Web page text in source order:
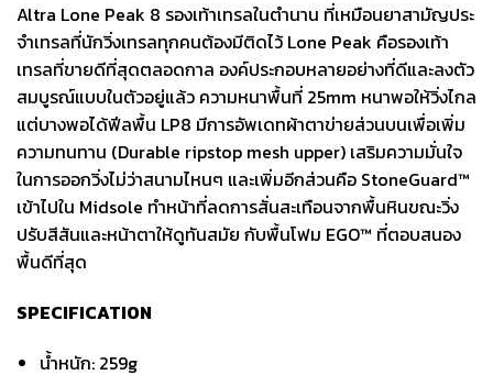
Altra Lone Peak 8 รองเท้าเทรลในตำนาน ที่เหมือนยาสามัญประ
จำเทรลที่นักวิ่งเทรลทุกคนต้องมีติดไว้ Lone Peak คือรองเท้า
เทรลที่ขายดีที่สุดตลอดกาล องค์ประกอบหลายอย่างที่ดีและลงตัว
สมบูรณ์แบบในตัวอยู่แล้ว ความหนาพื้นที่ 25mm หนาพอให้วิ่งไกล
แต่บางพอได้ฟีลพื้น LP8 มีการอัพเดทผ้าตาข่ายส่วนบนเพื่อเพิ่ม
ความทนทาน (Durable ripstop mesh upper) เสริมความมั่นใจ
ในการออกวิ่งไม่ว่าสนามไหนๆ และเพิ่มอีกส่วนคือ StoneGuard™
เข้าไปใน Midsole ทำหน้าที่ลดการสั่นสะเทือนจากพื้นหินขณะวิ่ง
ปรับสีสันและหน้าตาให้ดูทันสมัย กับพื้นโฟม EGO™ ที่ตอบสนอง
พื้นดีที่สุด
SPECIFICATION
น้ำหนัก: 259g